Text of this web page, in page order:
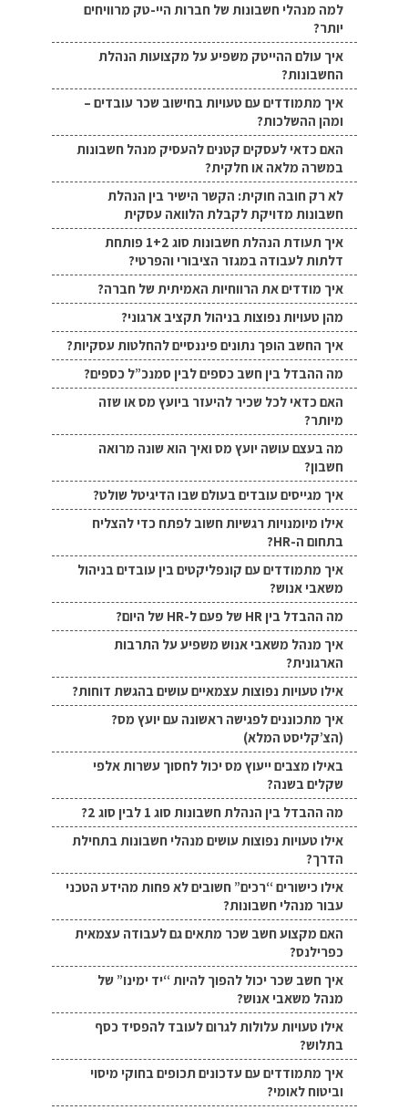
למה מנהלי חשבונות של חברות היי-טק מרוויחים
יותר?
איך עולם ההייטק משפיע על מקצועות הנהלת
החשבונות?
איך מתמודדים עם טעויות בחישוב שכר עובדים –
ומהן ההשלכות?
האם כדאי לעסקים קטנים להעסיק מנהל חשבונות
במשרה מלאה או חלקית?
לא רק חובה חוקית: הקשר הישיר בין הנהלת
חשבונות מדויקת לקבלת הלוואה עסקית
איך תעודת הנהלת חשבונות סוג 1+2 פותחת
דלתות לעבודה במגזר הציבורי והפרטי?
איך מודדים את הרווחיות האמיתית של חברה?
מהן טעויות נפוצות בניהול תקציב ארגוני?
איך החשב הופך נתונים פיננסיים להחלטות עסקיות?
מה ההבדל בין חשב כספים לבין סמנכ”ל כספים?
האם כדאי לכל שכיר להיעזר ביועץ מס או שזה
מיותר?
מה בעצם עושה יועץ מס ואיך הוא שונה מרואה
חשבון?
איך מגייסים עובדים בעולם שבו הדיגיטל שולט?
אילו מיומנויות רגשיות חשוב לפתח כדי להצליח
בתחום ה-HR?
איך מתמודדים עם קונפליקטים בין עובדים בניהול
משאבי אנוש?
מה ההבדל בין HR של פעם ל-HR של היום?
איך מנהל משאבי אנוש משפיע על התרבות
הארגונית?
אילו טעויות נפוצות עצמאיים עושים בהגשת דוחות?
איך מתכוננים לפגישה ראשונה עם יועץ מס?
(הצ’קליסט המלא)
באילו מצבים ייעוץ מס יכול לחסוך עשרות אלפי
שקלים בשנה?
מה ההבדל בין הנהלת חשבונות סוג 1 לבין סוג 2?
אילו טעויות נפוצות עושים מנהלי חשבונות בתחילת
הדרך?
אילו כישורים “רכים” חשובים לא פחות מהידע הטכני
עבור מנהלי חשבונות?
האם מקצוע חשב שכר מתאים גם לעבודה עצמאית
כפרילנס?
איך חשב שכר יכול להפוך להיות “יד ימינו” של
מנהל משאבי אנוש?
אילו טעויות עלולות לגרום לעובד להפסיד כסף
בתלוש?
איך מתמודדים עם עדכונים תכופים בחוקי מיסוי
וביטוח לאומי?